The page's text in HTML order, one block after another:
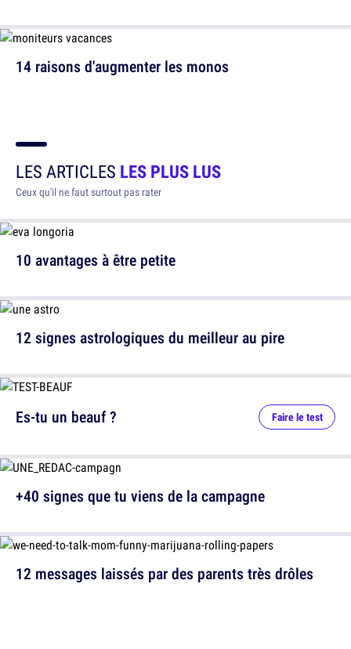
14 raisons d'augmenter les monos
LES ARTICLES LES PLUS LUS
Ceux qu'il ne faut surtout pas rater
10 avantages à être petite
12 signes astrologiques du meilleur au pire
12 messages laissés par des parents très drôles
Es-tu un beauf ? Faire le test
+40 signes que tu viens de la campagne